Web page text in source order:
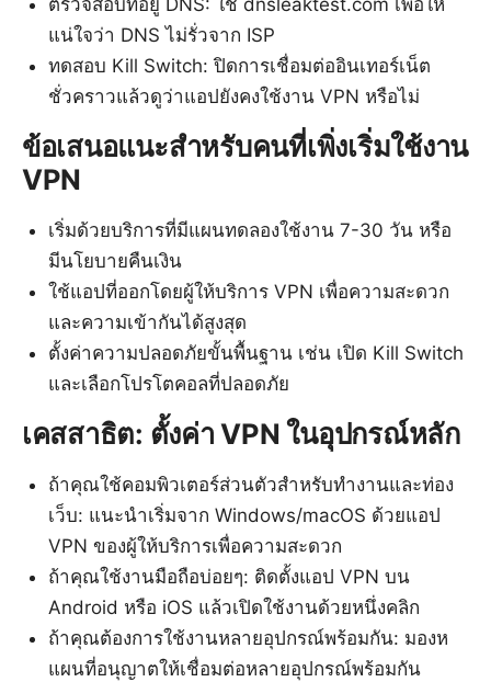
ตรวจสอบที่อยู่ DNS: ใช้ dnsleaktest.com เพื่อให้
แน่ใจว่า DNS ไม่รั่วจาก ISP
ทดสอบ Kill Switch: ปิดการเชื่อมต่ออินเทอร์เน็ต
ชั่วคราวแล้วดูว่าแอปยังคงใช้งาน VPN หรือไม่
ข้อเสนอแนะสำหรับคนที่เพิ่งเริ่มใช้งาน
VPN
เริ่มด้วยบริการที่มีแผนทดลองใช้งาน 7-30 วัน หรือ
มีนโยบายคืนเงิน
ใช้แอปที่ออกโดยผู้ให้บริการ VPN เพื่อความสะดวก
และความเข้ากันได้สูงสุด
ตั้งค่าความปลอดภัยขั้นพื้นฐาน เช่น เปิด Kill Switch
และเลือกโปรโตคอลที่ปลอดภัย
เคสสาธิต: ตั้งค่า VPN ในอุปกรณ์หลัก
ถ้าคุณใช้คอมพิวเตอร์ส่วนตัวสำหรับทำงานและท่อง
เว็บ: แนะนำเริ่มจาก Windows/macOS ด้วยแอป
VPN ของผู้ให้บริการเพื่อความสะดวก
ถ้าคุณใช้งานมือถือบ่อยๆ: ติดตั้งแอป VPN บน
Android หรือ iOS แล้วเปิดใช้งานด้วยหนึ่งคลิก
ถ้าคุณต้องการใช้งานหลายอุปกรณ์พร้อมกัน: มองห
แผนที่อนุญาตให้เชื่อมต่อหลายอุปกรณ์พร้อมกัน